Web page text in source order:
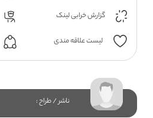
گزارش خرابی لینک
لیست علاقه مندی
ناشر / طراح :